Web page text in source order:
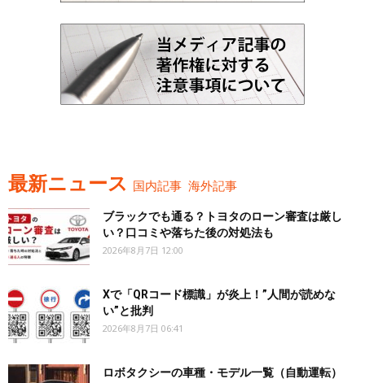
最新ニュース 国内記事 海外記事
ブラックでも通る？トヨタのローン審査は厳し
い？口コミや落ちた後の対処法も
2026年8月7日 12:00
Xで「QRコード標識」が炎上！”人間が読めな
い”と批判
2026年8月7日 06:41
ロボタクシーの車種・モデル一覧（自動運転）